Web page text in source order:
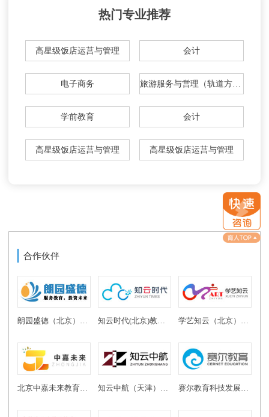
热门专业推荐
高星级饭店运莒与管理 会计
电子商务 旅游服务与営理（轨道方向）
学前教育 会计
高星级饭店运莒与管理 高星级饭店运莒与管理
合作伙伴
朗园盛德（北京）教育投资有限公司 知云时代(北京)教育科技有限公司 学艺知云（北京）教育科技有限公司